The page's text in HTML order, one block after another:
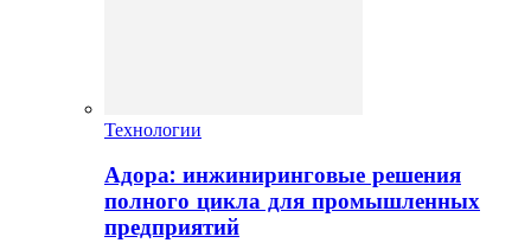
Технологии
Адора: инжиниринговые решения
полного цикла для промышленных
предприятий